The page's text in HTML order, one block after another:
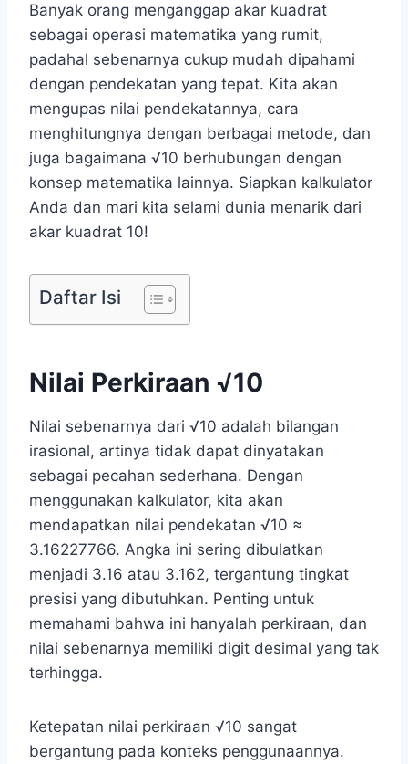
Banyak orang menganggap akar kuadrat
sebagai operasi matematika yang rumit,
padahal sebenarnya cukup mudah dipahami
dengan pendekatan yang tepat. Kita akan
mengupas nilai pendekatannya, cara
menghitungnya dengan berbagai metode, dan
juga bagaimana √10 berhubungan dengan
konsep matematika lainnya. Siapkan kalkulator
Anda dan mari kita selami dunia menarik dari
akar kuadrat 10!
Daftar Isi
Nilai Perkiraan √10
Nilai sebenarnya dari √10 adalah bilangan
irasional, artinya tidak dapat dinyatakan
sebagai pecahan sederhana. Dengan
menggunakan kalkulator, kita akan
mendapatkan nilai pendekatan √10 ≈
3.16227766. Angka ini sering dibulatkan
menjadi 3.16 atau 3.162, tergantung tingkat
presisi yang dibutuhkan. Penting untuk
memahami bahwa ini hanyalah perkiraan, dan
nilai sebenarnya memiliki digit desimal yang tak
terhingga.
Ketepatan nilai perkiraan √10 sangat
bergantung pada konteks penggunaannya.